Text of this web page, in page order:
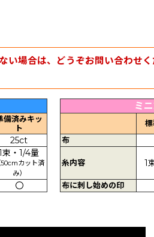
い場合は、どうぞお問い合わせ
備済みキッ
ト
25ct
束・1/4量
50cmカット済
み）
〇
ミ
布
糸内容 1
布に刺し始めの印